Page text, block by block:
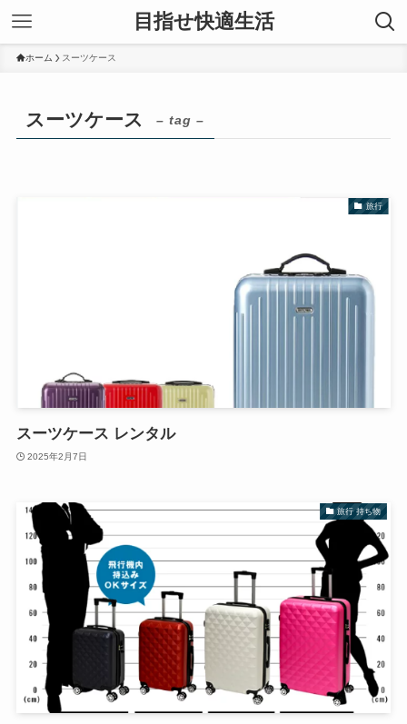
目指せ快適生活
ホーム スーツケース
スーツケース – tag –
旅行
スーツケース レンタル
2025年2月7日
旅行 持ち物